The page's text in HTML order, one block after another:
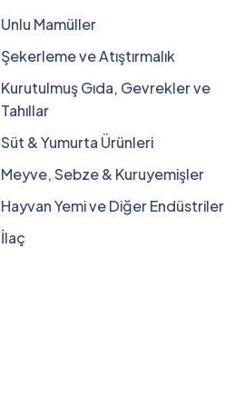
Unlu Mamüller
Şekerleme ve Atıştırmalık
Kurutulmuş Gıda, Gevrekler ve
Tahıllar
Süt & Yumurta Ürünleri
Meyve, Sebze & Kuruyemişler
Hayvan Yemi ve Diğer Endüstriler
İlaç